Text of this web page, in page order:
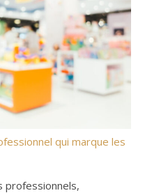
qui marque les
professionnels,